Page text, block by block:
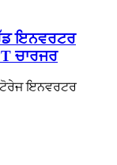
ਇਨਵਰਟਰ
ਚਾਰਜਰ
ਇਨਵਰਟਰ